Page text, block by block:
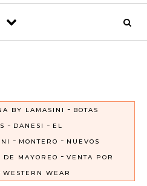
BY LAMASINI - BOTAS
- DANESI - EL
- MONTERO - NUEVOS
DE MAYOREO - VENTA POR
WESTERN WEAR